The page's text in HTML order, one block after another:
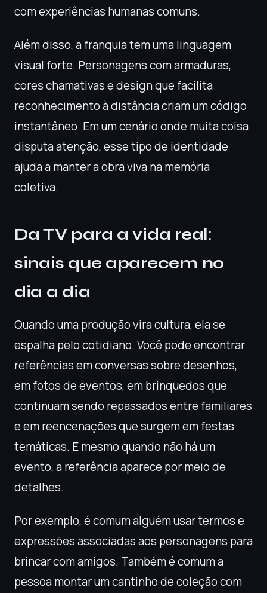
com experiências humanas comuns.
Além disso, a franquia tem uma linguagem
visual forte. Personagens com armaduras,
cores chamativas e design que facilita
reconhecimento à distância criam um código
instantâneo. Em um cenário onde muita coisa
disputa atenção, esse tipo de identidade
ajuda a manter a obra viva na memória
coletiva.
Da TV para a vida real:
sinais que aparecem no
dia a dia
Quando uma produção vira cultura, ela se
espalha pelo cotidiano. Você pode encontrar
referências em conversas sobre desenhos,
em fotos de eventos, em brinquedos que
continuam sendo repassados entre familiares
e em reencenações que surgem em festas
temáticas. E mesmo quando não há um
evento, a referência aparece por meio de
detalhes.
Por exemplo, é comum alguém usar termos e
expressões associadas aos personagens para
brincar com amigos. Também é comum a
pessoa montar um cantinho de coleção com